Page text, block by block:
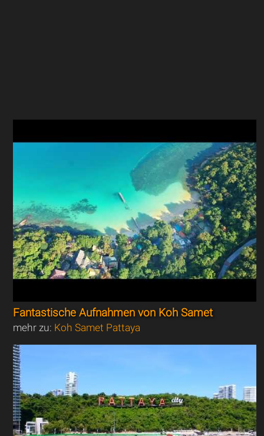
Fantastische Aufnahmen von Koh Samet
mehr zu: Koh Samet Pattaya